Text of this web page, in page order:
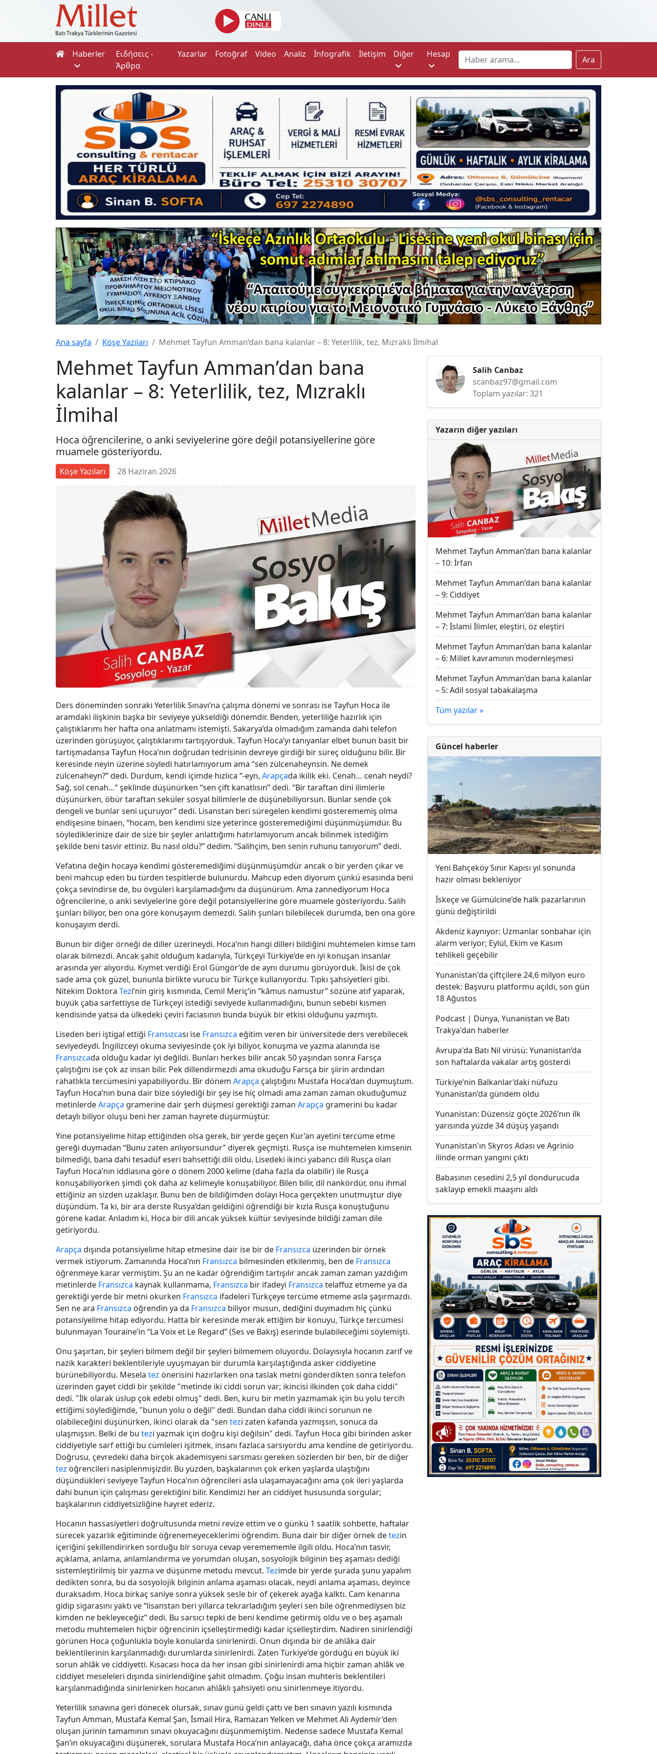
Haberler
Ειδήσεις -
Άρθρα
Yazarlar Fotoğraf Video Analiz İnfografik İletişim Diğer Hesap
Ara
Ana sayfa Köşe Yazıları Mehmet Tayfun Amman’dan bana kalanlar – 8: Yeterlilik, tez, Mızraklı İlmihal
Mehmet Tayfun Amman’dan bana
kalanlar – 8: Yeterlilik, tez, Mızraklı
İlmihal
Hoca öğrencilerine, o anki seviyelerine göre değil potansiyellerine göre
muamele gösteriyordu.
Köşe Yazıları 28 Haziran 2026
Ders döneminden sonraki Yeterlilik Sınavı’na çalışma dönemi ve sonrası ise Tayfun Hoca ile
aramdaki ilişkinin başka bir seviyeye yükseldiği dönemdir. Benden, yeterliliğe hazırlık için
çalıştıklarımı her hafta ona anlatmamı istemişti. Sakarya’da olmadığım zamanda dahi telefon
üzerinden görüşüyor, çalıştıklarımı tartışıyorduk. Tayfun Hoca’yı tanıyanlar elbet bunun basit bir
tartışmadansa Tayfun Hoca’nın doğrudan tedrisinin devreye girdiği bir süreç olduğunu bilir. Bir
keresinde neyin üzerine söyledi hatırlamıyorum ama “sen zülcenaheynsin. Ne demek
zülcenaheyn?” dedi. Durdum, kendi içimde hızlıca “-eyn, Arapçada ikilik eki. Cenah… cenah neydi?
Sağ, sol cenah…” şeklinde düşünürken “sen çift kanatlısın” dedi. “Bir taraftan dini ilimlerle
düşünürken, öbür taraftan seküler sosyal bilimlerle de düşünebiliyorsun. Bunlar sende çok
dengeli ve bunlar seni uçuruyor” dedi. Lisanstan beri süregelen kendimi gösterememiş olma
endişesine binaen, “hocam, ben kendimi size yeterince gösteremediğimi düşünmüşümdür. Bu
söylediklerinize dair de size bir şeyler anlattığımı hatırlamıyorum ancak bilinmek istediğim
şekilde beni tasvir ettiniz. Bu nasıl oldu?” dedim. “Salihçim, ben senin ruhunu tanıyorum” dedi.
Vefatına değin hocaya kendimi gösteremediğimi düşünmüşümdür ancak o bir yerden çıkar ve
beni mahcup eden bu türden tespitlerde bulunurdu. Mahcup eden diyorum çünkü esasında beni
çokça sevindirse de, bu övgüleri karşılamadığımı da düşünürüm. Ama zannediyorum Hoca
öğrencilerine, o anki seviyelerine göre değil potansiyellerine göre muamele gösteriyordu. Salih
şunları biliyor, ben ona göre konuşayım demezdi. Salih şunları bilebilecek durumda, ben ona göre
konuşayım derdi.
Bunun bir diğer örneği de diller üzerineydi. Hoca’nın hangi dilleri bildiğini muhtemelen kimse tam
olarak bilmezdi. Ancak şahit olduğum kadarıyla, Türkçeyi Türkiye’de en iyi konuşan insanlar
arasında yer alıyordu. Kıymet verdiği Erol Güngör’de de aynı durumu görüyorduk. İkisi de çok
sade ama çok güzel, bununla birlikte vurucu bir Türkçe kullanıyordu. Tıpkı şahsiyetleri gibi.
Nitekim Doktora Tezi’nin giriş kısmında, Cemil Meriç’in “kâmus namustur” sözüne atıf yaparak,
büyük çaba sarfettiyse de Türkçeyi istediği seviyede kullanmadığını, bunun sebebi kısmen
kendisinde yatsa da ülkedeki çeviri faciasının bunda büyük bir etkisi olduğunu yazmıştı.
Liseden beri iştigal ettiği Fransızcası ise Fransızca eğitim veren bir üniversitede ders verebilecek
seviyedeydi. İngilizceyi okuma seviyesinde çok iyi biliyor, konuşma ve yazma alanında ise
Fransızcada olduğu kadar iyi değildi. Bunları herkes bilir ancak 50 yaşından sonra Farsça
çalıştığını ise çok az insan bilir. Pek dillendirmezdi ama okuduğu Farsça bir şiirin ardından
rahatlıkla tercümesini yapabiliyordu. Bir dönem Arapça çalıştığını Mustafa Hoca’dan duymuştum.
Tayfun Hoca’nın buna dair bize söylediği bir şey ise hiç olmadı ama zaman zaman okuduğumuz
metinlerdeArapça gramerine dair şerh düşmesi gerektiği zaman Arapça gramerini bu kadar
detaylı biliyor oluşu beni her zaman hayrete düşürmüştür.
Yine potansiyelime hitap ettiğinden olsa gerek, bir yerde geçen Kur’an ayetini tercüme etme
gereği duymadan “Bunu zaten anlıyorsundur” diyerek geçmişti. Rusça ise muhtemelen kimsenin
bilmediği, bana dahi tesadüf eseri bahsettiği dili oldu. Lisedeki ikinci yabancı dili Rusça olan
Tayfun Hoca’nın iddiasına göre o dönem 2000 kelime (daha fazla da olabilir) ile Rusça
konuşabiliyorken şimdi çok daha az kelimeyle konuşabiliyor. Bilen bilir, dil nankördür, onu ihmal
ettiğiniz an sizden uzaklaşır. Bunu ben de bildiğimden dolayı Hoca gerçekten unutmuştur diye
düşündüm. Ta ki, bir ara derste Rusya’dan geldiğini öğrendiği bir kızla Rusça konuştuğunu
görene kadar. Anladım ki, Hoca bir dili ancak yüksek kültür seviyesinde bildiği zaman dile
getiriyordu.
Arapça dışında potansiyelime hitap etmesine dair ise bir de Fransızca üzerinden bir örnek
vermek istiyorum. Zamanında Hoca’nın Fransızca bilmesinden etkilenmiş, ben de Fransızca
öğrenmeye karar vermiştim. Şu an ne kadar öğrendiğim tartışılır ancak zaman zaman yazdığım
metinlerde Fransızca kaynak kullanmama, Fransızca bir ifadeyi Fransızca telaffuz etmeme ya da
gerektiği yerde bir metni okurken Fransızca ifadeleri Türkçeye tercüme etmeme asla şaşırmazdı.
Sen ne ara Fransızca öğrendin ya da Fransızca biliyor musun, dediğini duymadım hiç çünkü
potansiyelime hitap ediyordu. Hatta bir keresinde merak ettiğim bir konuyu, Türkçe tercümesi
bulunmayan Touraine’in “La Voix et Le Regard” (Ses ve Bakış) eserinde bulabileceğimi söylemişti.
Onu şaşırtan, bir şeyleri bilmem değil bir şeyleri bilmemem oluyordu. Dolayısıyla hocanın zarif ve
nazik karakteri beklentileriyle uyuşmayan bir durumla karşılaştığında asker ciddiyetine
bürünebiliyordu. Mesela tez önerisini hazırlarken ona taslak metni gönderdikten sonra telefon
üzerinden gayet ciddi bir şekilde "metinde iki ciddi sorun var; ikincisi ilkinden çok daha ciddi"
dedi. "İlk olarak üslup çok edebi olmuş" dedi. Ben, kuru bir metin yazmamak için bu yolu tercih
ettiğimi söylediğimde, "bunun yolu o değil" dedi. Bundan daha ciddi ikinci sorunun ne
olabileceğini düşünürken, ikinci olarak da "sen tezi zaten kafanda yazmışsın, sonuca da
ulaşmışsın. Belki de bu tezi yazmak için doğru kişi değilsin" dedi. Tayfun Hoca gibi birinden asker
ciddiyetiyle sarf ettiği bu cümleleri işitmek, insanı fazlaca sarsıyordu ama kendine de getiriyordu.
Doğrusu, çevredeki daha birçok akademisyeni sarsması gereken sözlerden bir ben, bir de diğer
tez öğrencileri nasiplenmişizdir. Bu yüzden, başkalarının çok erken yaşlarda ulaştığını
düşündükleri seviyeye Tayfun Hoca’nın öğrencileri asla ulaşamayacağını ama çok ileri yaşlarda
dahi bunun için çalışması gerektiğini bilir. Kendimizi her an ciddiyet hususunda sorgular;
başkalarının ciddiyetsizliğine hayret ederiz.
Hocanın hassasiyetleri doğrultusunda metni revize ettim ve o günkü 1 saatlik sohbette, haftalar
sürecek yazarlık eğitiminde öğrenemeyeceklerimi öğrendim. Buna dair bir diğer örnek detezin
içeriğini şekillendirirken sorduğu bir soruya cevap veremememle ilgili oldu. Hoca’nın tasvir,
açıklama, anlama, anlamlandırma ve yorumdan oluşan, sosyolojik bilginin beş aşaması dediği
sistemleştirilmiş bir yazma ve düşünme metodu mevcut. Tezimde bir yerde şurada şunu yapalım
dedikten sonra, bu da sosyolojik bilginin anlama aşaması olacak, neydi anlama aşaması, deyince
duraksadım. Hoca birkaç saniye sonra yüksek sesle bir of çekerek ayağa kalktı. Cam kenarına
gidip sigarasını yaktı ve “lisanstan beri yıllarca tekrarladığım şeyleri sen bile öğrenmediysen biz
kimden ne bekleyeceğiz” dedi. Bu sarsıcı tepki de beni kendime getirmiş oldu ve o beş aşamalı
metodu muhtemelen hiçbir öğrencinin içselleştirmediği kadar içselleştirdim. Nadiren sinirlendiği
görünen Hoca çoğunlukla böyle konularda sinirlenirdi. Onun dışında bir de ahlâka dair
beklentilerinin karşılanmadığı durumlarda sinirlenirdi. Zaten Türkiye’de gördüğü en büyük iki
sorun ahlâk ve ciddiyetti. Kısacası hoca da her insan gibi sinirlenirdi ama hiçbir zaman ahlâk ve
ciddiyet meseleleri dışında sinirlendiğine şahit olmadım. Çoğu insan muhteris beklentileri
karşılanmadığında sinirlenirken hocanın ahlâklı şahsiyeti onu sinirlenmeye itiyordu.
Yeterlilik sınavına geri dönecek olursak, sınav günü geldi çattı ve ben sınavın yazılı kısmında
Tayfun Amman, Mustafa Kemal Şan, İsmail Hira, Ramazan Yelken ve Mehmet Ali Aydemir’den
oluşan jürinin tamamının sınavı okuyacağını düşünmemiştim. Nedense sadece Mustafa Kemal
Şan’ın okuyacağını düşünerek, sorulara Mustafa Hoca’nın anlayacağı, daha önce çokça aramızda
Salih Canbaz
scanbaz97@gmail.com
Toplam yazılar: 321
Yazarın diğer yazıları
Mehmet Tayfun Amman’dan bana kalanlar
– 10: İrfan
Mehmet Tayfun Amman’dan bana kalanlar
– 9: Ciddiyet
Mehmet Tayfun Amman’dan bana kalanlar
– 7: İslami İlimler, eleştiri, öz eleştiri
Mehmet Tayfun Amman’dan bana kalanlar
– 6: Millet kavramının modernleşmesi
Mehmet Tayfun Amman’dan bana kalanlar
– 5: Adil sosyal tabakalaşma
Tüm yazılar »
Güncel haberler
Yeni Bahçeköy Sınır Kapısı yıl sonunda
hazır olması bekleniyor
İskeçe ve Gümülcine’de halk pazarlarının
günü değiştirildi
Akdeniz kaynıyor: Uzmanlar sonbahar için
alarm veriyor; Eylül, Ekim ve Kasım
tehlikeli geçebilir
Yunanistan'da çiftçilere 24,6 milyon euro
destek: Başvuru platformu açıldı, son gün
18 Ağustos
Podcast | Dünya, Yunanistan ve Batı
Trakya'dan haberler
Avrupa'da Batı Nil virüsü: Yunanistan’da
son haftalarda vakalar artış gösterdi
Türkiye’nin Balkanlar’daki nüfuzu
Yunanistan’da gündem oldu
Yunanistan: Düzensiz göçte 2026’nın ilk
yarısında yüzde 34 düşüş yaşandı
Yunanistan'ın Skyros Adası ve Agrinio
ilinde orman yangını çıktı
Babasının cesedini 2,5 yıl dondurucuda
saklayıp emekli maaşını aldı